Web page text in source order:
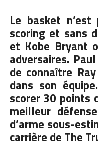
Le basket
scoring et sans
et Kobe Bryant
adversaires.
de connaître
dans son
scorer 30 points
meilleur
d’arme sous-
carrière de The